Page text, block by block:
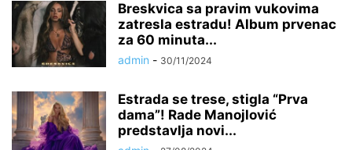
Breskvica sa pravim vukovima
zatresla estradu! Album prvenac
za 60 minuta...
admin - 30/11/2024
Estrada se trese, stigla “Prva
dama”! Rade Manojlović
predstavlja novi...